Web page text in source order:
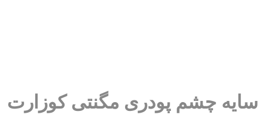
چشم پودری مگنتی کوزارت